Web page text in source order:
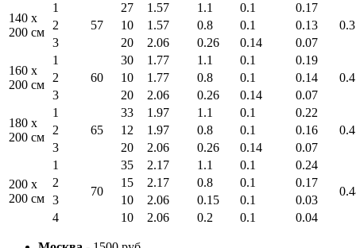
140 x
200 см
1
57
27 1.57 1.1 0.1
0.17
2 10 1.57 0.8 0.1
0.13
3
20 2.06 0.26 0.14 0.07
160 x
200 см
1
60
30 1.77 1.1 0.1
0.19
0.4
2 10 1.77 0.8 0.1
0.14
3
20 2.06 0.26 0.14 0.07
180 x
200 см
1
65
33 1.97 1.1 0.1
0.22
2 12 1.97 0.8 0.1
0.16
3
20 2.06 0.26 0.14 0.07
200 x
200 см
1
70
35 2.17 1.1 0.1
0.24
2 15 2.17 0.8 0.1
0.17
3
10 2.06 0.15 0.1
0.03
4
10 2.06 0.2 0.1 0.04